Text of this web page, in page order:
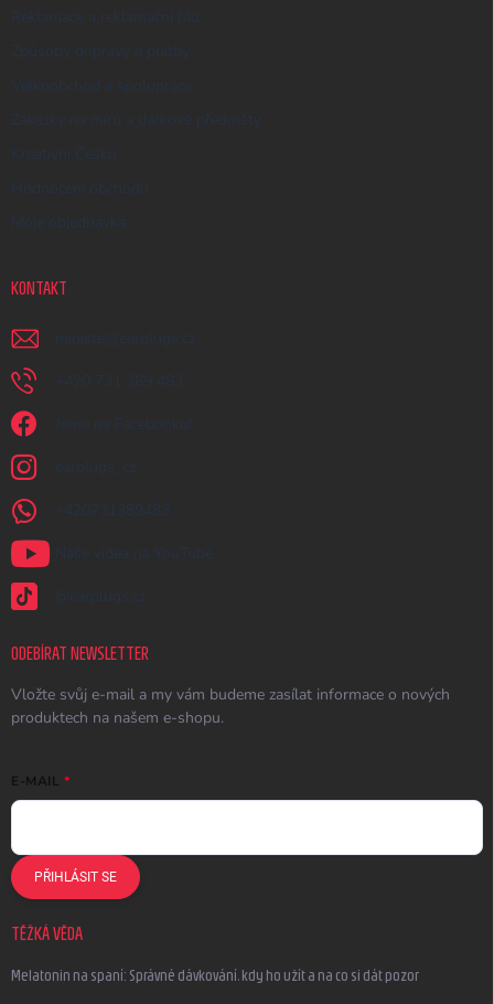
Reklamace a reklamační řád
Způsoby dopravy a platby
Velkoobchod a spolupráce
Zakázky na míru a dárkové předměty
Kreativní Česko
Hodnocení obchodu
Moje objednávka
KONTAKT
napiste @ earplugs.cz
+420 731 389 483
Jsme na Facebooku!
earplugs_cz
+420731389483
Naše videa na YouTube
@earplugs.cz
ODEBÍRAT NEWSLETTER
Vložte svůj e-mail a my vám budeme zasílat informace o nových
produktech na našem e-shopu.
E-MAIL
PŘIHLÁSIT SE
TĚŽKÁ VĚDA
Melatonin na spaní: Správné dávkování, kdy ho užít a na co si dát pozor